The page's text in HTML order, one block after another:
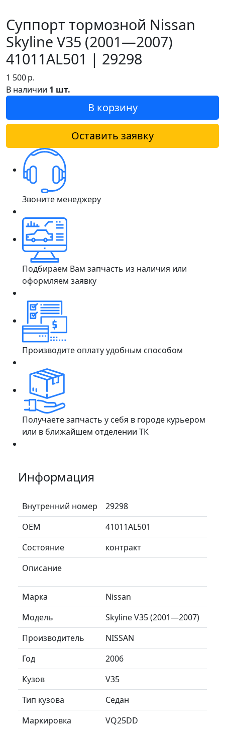
Суппорт тормозной Nissan
Skyline V35 (2001—2007)
41011AL501 | 29298
1 500р.
В наличии 1 шт.
В корзину
Оставить заявку
Звоните менеджеру
Подбираем Вам запчасть из наличия или
оформляем заявку
Производите оплату удобным способом
Получаете запчасть у себя в городе курьером
или в ближайшем отделении ТК
Информация
Внутренний номер
29298
ОЕМ
41011AL501
Состояние
контракт
Описание
Марка
Nissan
Модель
Skyline V35 (2001—2007)
Производитель
NISSAN
Год
2006
Кузов
V35
Тип кузова
Седан
Маркировка
VQ25DD